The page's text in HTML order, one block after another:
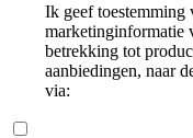
Ik geef toestemming
betrekking tot
aanbiedingen, naar
via: